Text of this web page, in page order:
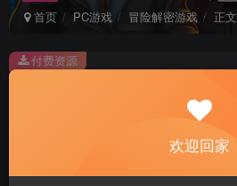
首页 PC游戏 冒险解密游戏 正文
此内容为付费资源，请付费后查看
2积分
黄金会员免费
付费资源
欢迎回家